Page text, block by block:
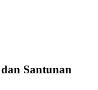
Santunan